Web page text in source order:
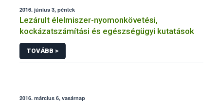
2016. június 3, péntek
Lezárult élelmiszer-nyomonkövetési,
kockázatszámítási és egészségügyi kutatások
TOVÁBB >
2016. március 6, vasárnap